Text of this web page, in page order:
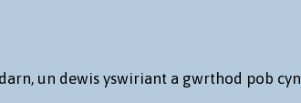
un dewis yswiriant a gwrthod pob